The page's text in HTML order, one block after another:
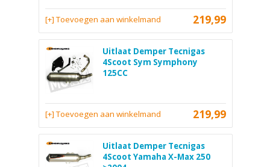
219,99
[+] Toevoegen aan winkelmand
Uitlaat Demper Tecnigas
4Scoot Sym Symphony
125CC
219,99
[+] Toevoegen aan winkelmand
Uitlaat Demper Tecnigas
4Scoot Yamaha X-Max 250